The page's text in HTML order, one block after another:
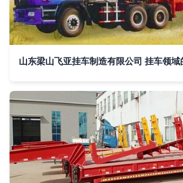
山东梁山飞亚挂车制造有限公司 挂车领域